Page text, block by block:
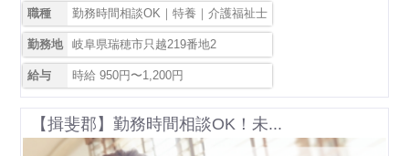
職種 勤務時間相談OK｜特養｜介護福祉士
勤務地 岐阜県瑞穂市只越219番地2
給与 時給 950円〜1,200円
【揖斐郡】勤務時間相談OK！未...